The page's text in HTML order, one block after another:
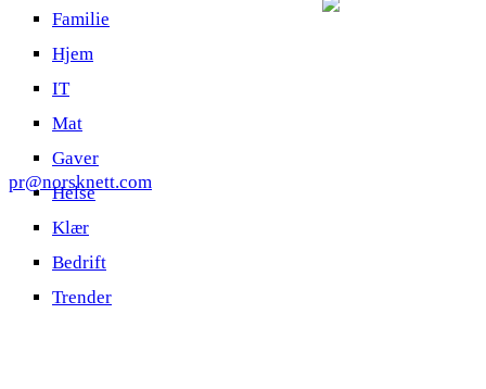
Familie
Hjem
IT
Mat
Gaver
Helse
Klær
Bedrift
Trender
pr@norsknett.com